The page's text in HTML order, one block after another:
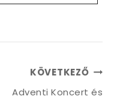
KÖVETKEZŐ
Adventi Koncert és